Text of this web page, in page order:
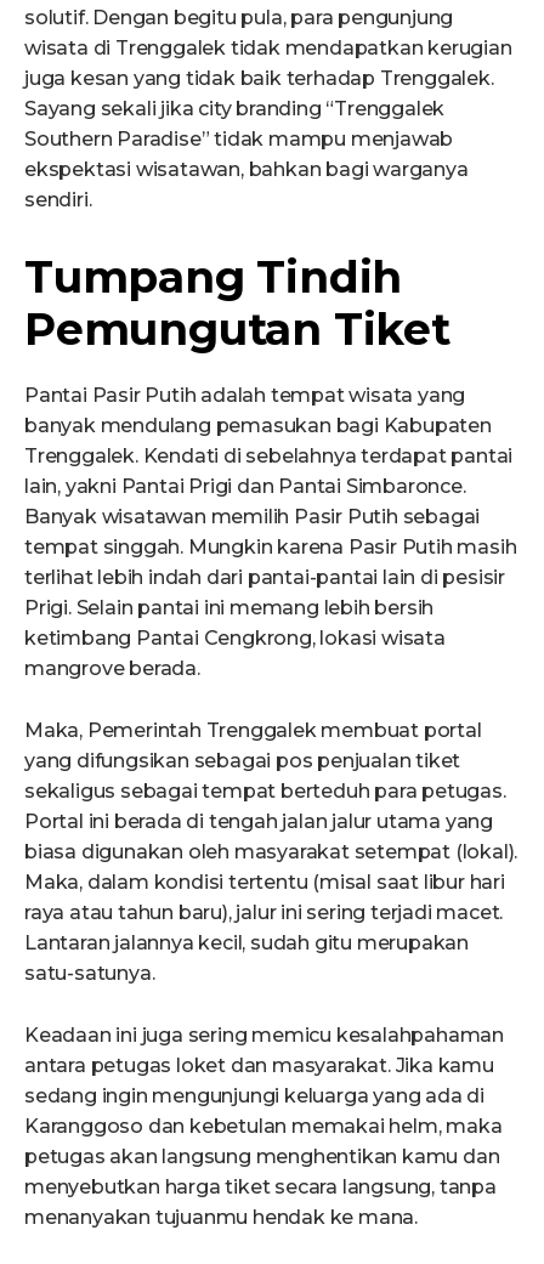
solutif. Dengan begitu pula, para pengunjung
wisata di Trenggalek tidak mendapatkan kerugian
juga kesan yang tidak baik terhadap Trenggalek.
Sayang sekali jika city branding “Trenggalek
Southern Paradise” tidak mampu menjawab
ekspektasi wisatawan, bahkan bagi warganya
sendiri.
Tumpang Tindih
Pemungutan Tiket
Pantai Pasir Putih adalah tempat wisata yang
banyak mendulang pemasukan bagi Kabupaten
Trenggalek. Kendati di sebelahnya terdapat pantai
lain, yakni Pantai Prigi dan Pantai Simbaronce.
Banyak wisatawan memilih Pasir Putih sebagai
tempat singgah. Mungkin karena Pasir Putih masih
terlihat lebih indah dari pantai-pantai lain di pesisir
Prigi. Selain pantai ini memang lebih bersih
ketimbang Pantai Cengkrong, lokasi wisata
mangrove berada.
Maka, Pemerintah Trenggalek membuat portal
yang difungsikan sebagai pos penjualan tiket
sekaligus sebagai tempat berteduh para petugas.
Portal ini berada di tengah jalan jalur utama yang
biasa digunakan oleh masyarakat setempat (lokal).
Maka, dalam kondisi tertentu (misal saat libur hari
raya atau tahun baru), jalur ini sering terjadi macet.
Lantaran jalannya kecil, sudah gitu merupakan
satu-satunya.
Keadaan ini juga sering memicu kesalahpahaman
antara petugas loket dan masyarakat. Jika kamu
sedang ingin mengunjungi keluarga yang ada di
Karanggoso dan kebetulan memakai helm, maka
petugas akan langsung menghentikan kamu dan
menyebutkan harga tiket secara langsung, tanpa
menanyakan tujuanmu hendak ke mana.